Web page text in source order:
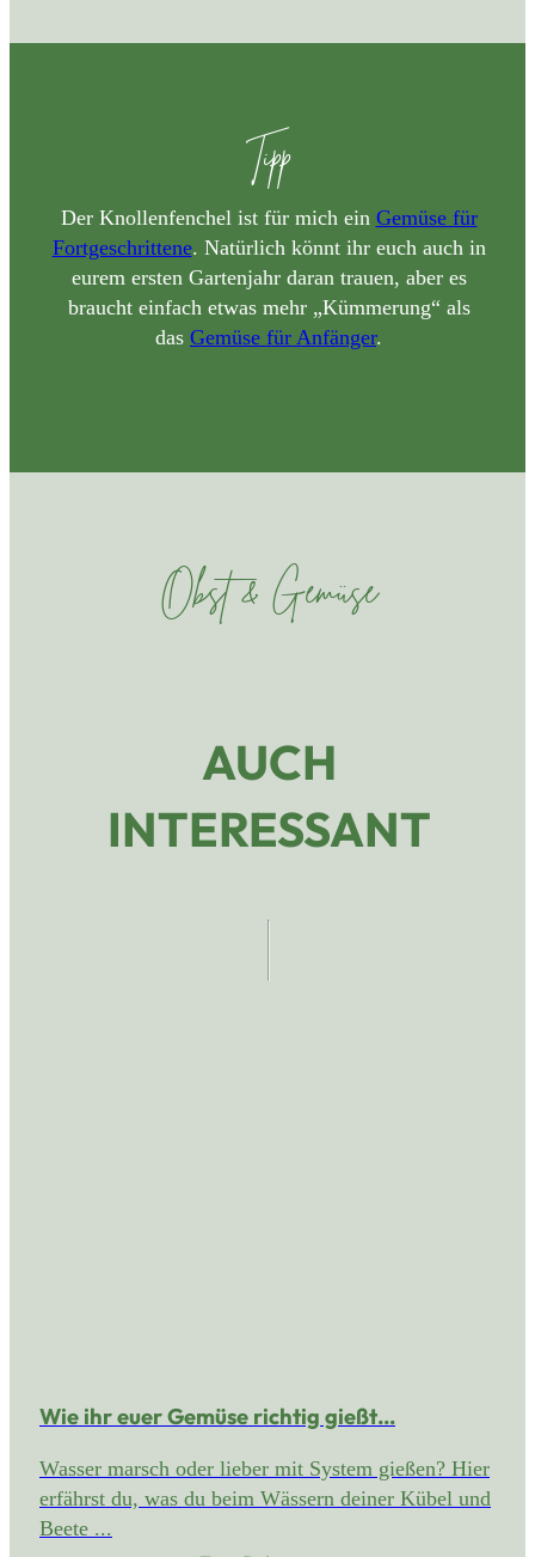
Tipp
Der Knollenfenchel ist für mich ein Gemüse für
Fortgeschrittene. Natürlich könnt ihr euch auch in
eurem ersten Gartenjahr daran trauen, aber es
braucht einfach etwas mehr „Kümmerung“ als
das Gemüse für Anfänger.
Obst & Gemüse
AUCH
INTERESSANT
Wie ihr euer Gemüse richtig gießt…
Wasser marsch oder lieber mit System gießen? Hier
erfährst du, was du beim Wässern deiner Kübel und
Beete ...